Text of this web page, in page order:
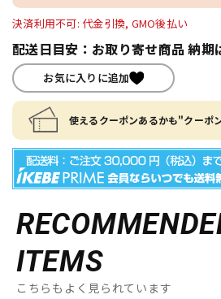
決済利用不可: 代金引換, GMO後払い
配送日目安：お取り寄せ商品 納期
お気に入りに追加
使えるクーポンあるかも"クーポ
ITEMS
こちらもよく見られています